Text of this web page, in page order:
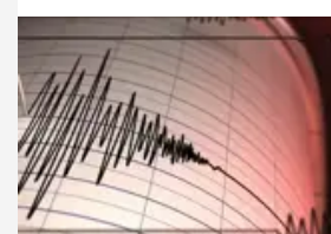
faylar olduğunu belirterek Ege
ve Çandarlı Körfezi açıklarında 6.3
depremler yaşanabilir." dedi.
29.09.2025 Gündem